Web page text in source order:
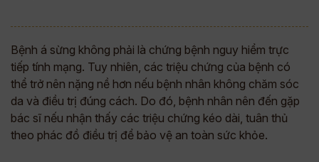
Bệnh á sừng không phải là chứng bệnh nguy hiểm trực
tiếp tính mạng. Tuy nhiên, các triệu chứng của bệnh có
thể trở nên nặng nề hơn nếu bệnh nhân không chăm sóc
da và điều trị đúng cách. Do đó, bệnh nhân nên đến gặp
bác sĩ nếu nhận thấy các triệu chứng kéo dài, tuân thủ
theo phác đồ điều trị để bảo vệ an toàn sức khỏe.